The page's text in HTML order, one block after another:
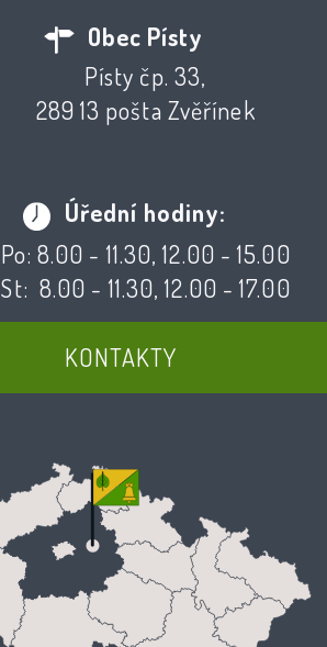
Obec Písty
Písty čp. 33,
289 13 pošta Zvěřínek
Úřední hodiny:
Po: 8.00 - 11.30, 12.00 - 15.00
St: 8.00 - 11.30, 12.00 - 17.00
KONTAKTY